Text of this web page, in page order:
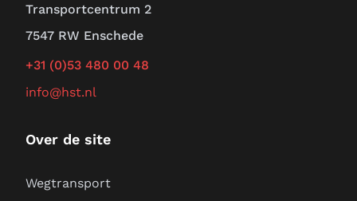
Transportcentrum 2
7547 RW Enschede
+31 (0)53 480 00 48
info@hst.nl
Over de site
Wegtransport